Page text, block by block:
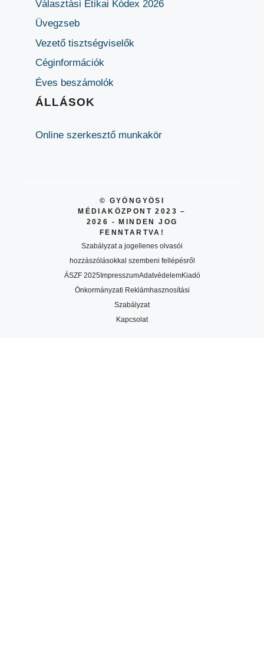
Választási Etikai Kódex 2026
Üvegzseb
Vezető tisztségviselők
Céginformációk
Éves beszámolók
ÁLLÁSOK
Online szerkesztő munkakör
© GYÖNGYÖSI
MÉDIAKÖZPONT 2023 –
2026 - MINDEN JOG
FENNTARTVA!
Szabályzat a jogellenes olvasói
hozzászólásokkal szembeni fellépésről
ÁSZF 2025ImpresszumAdatvédelemKiadó
Önkormányzati Reklámhasznosítási
Szabályzat
Kapcsolat